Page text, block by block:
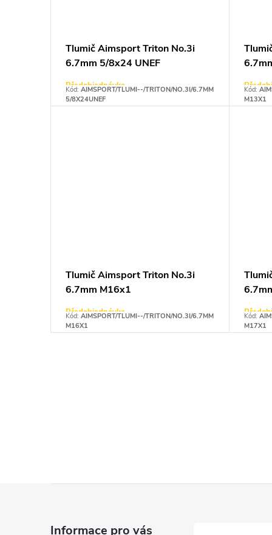
Tlumič Aimsport Triton No.3i
6.7mm 5/8x24 UNEF
Předobjednávka
Kód: AIMSPORT/TLUMI--/TRITON/NO.3I/6.7MM
5/8X24UNEF
Kód:
M13X1
Tlumič Aimsport Triton No.3i
6.7mm M16x1
Předobjednávka
Kód: AIMSPORT/TLUMI--/TRITON/NO.3I/6.7MM
M16X1
Kód:
M17X1
c
Informace pro vás